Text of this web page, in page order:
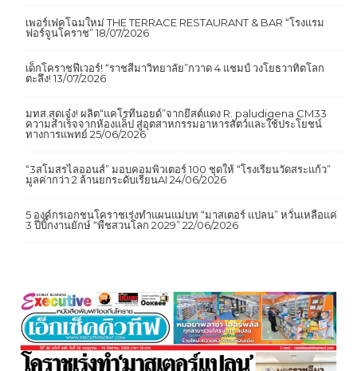
เพอร์เฟคโฉมใหม่ THE TERRACE RESTAURANT & BAR “โรงแรม
ฟอร์จูนโคราช” 18/07/2026
เด็กโคราชฟีเวอร์! “ราชสีมาวิทยาลัย”กวาด 4 แชมป์ วงโยธวาทิตโลก
ตะลึง! 13/07/2026
มทส.สุดเจ๋ง! ผลิต“แคโรทีนอยด์”จากยีสต์แดง R. paludigena CM33
ความสำเร็จจากห้องแล็ป สู่อุตสาหกรรมอาหารสัตว์และใช้ประโยชน์
ทางการแพทย์ 25/06/2026
“3สโมสรไลออนส์” มอบคอมพิวเตอร์ 100 ชุดให้ “โรงเรียนวัดสระแก้ว”
มูลค่ากว่า 2 ล้านยกระดับเรียนAI 24/06/2026
5 องค์กรเอกชนโคราชเร่งทำแผนแม่บท “มาสเตอร์ แปลน” หวั่นเหลือแค่
3 ปีบิ๊กงานยักษ์ “พืชสวนโลก 2029” 22/06/2026